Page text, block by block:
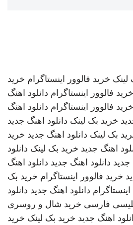
لینک خرید فالوور اینستاگرام خرید
خرید فالوور اینستاگرام دانلود اهنگ
خرید فالوور اینستاگرام دانلود اهنگ
خرید بک لینک دانلود اهنگ جدید
بک لینک دانلود اهنگ جدید خرید
اهنگ جدید خرید بک لینک دانلود
جدید دانلود اهنگ جدید دانلود اهنگ
خرید فالوور اینستاگرام خرید بک
اینستاگرام دانلود اهنگ جدید دانلود
فارسی خرید شال و روسری
اهنگ جدید خرید بک لینک خرید